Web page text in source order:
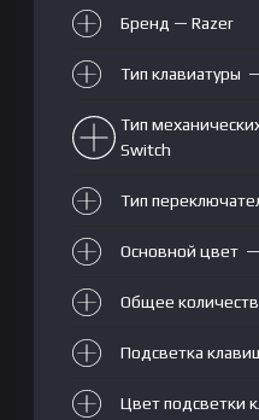
Бренд — Razer
Тип клавиатуры
Тип
Switch
Тип
Основной цвет
Общее
Подсветка
Цвет подсветки